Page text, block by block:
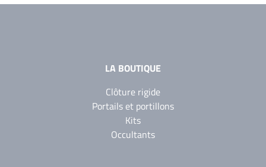
LA BOUTIQUE
Clôture rigide
Portails et portillons
Kits
Occultants